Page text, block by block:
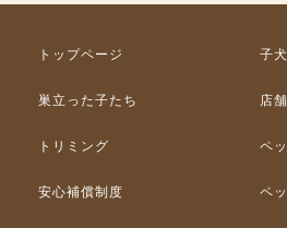
トップページ 子
巣立った子たち 店
トリミング ペ
安心補償制度 ペ